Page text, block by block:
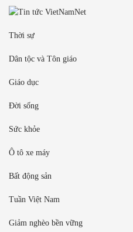
Thời sự
Dân tộc và Tôn giáo
Giáo dục
Đời sống
Sức khỏe
Ô tô xe máy
Bất động sản
Tuần Việt Nam
Giảm nghèo bền vững